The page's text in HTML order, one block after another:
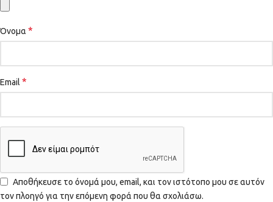
Όνομα *
Email *
Αποθήκευσε το όνομά μου, email, και τον ιστότοπο μου σε αυτόν
τον πλοηγό για την επόμενη φορά που θα σχολιάσω.